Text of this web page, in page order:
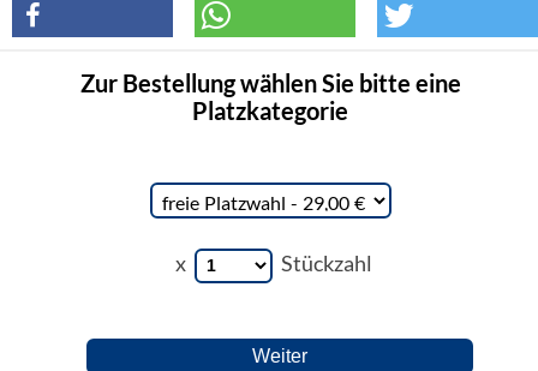
Zur Bestellung wählen Sie bitte eine
Platzkategorie
x Stückzahl